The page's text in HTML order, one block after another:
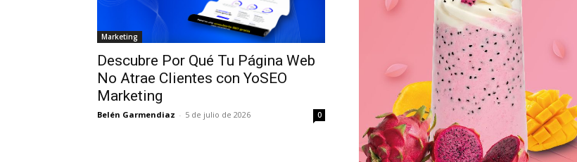
Marketing
Descubre Por Qué Tu Página Web
No Atrae Clientes con YoSEO
Marketing
Belén Garmendiaz - 5 de julio de 2026 0